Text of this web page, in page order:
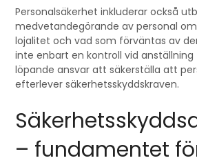
Personalsäkerhet inkluderar också
medvetandegörande av personal
lojalitet och vad som förväntas av
inte enbart en kontroll vid
löpande ansvar att säkerställa att
efterlever säkerhetsskyddskraven.
– fundamentet